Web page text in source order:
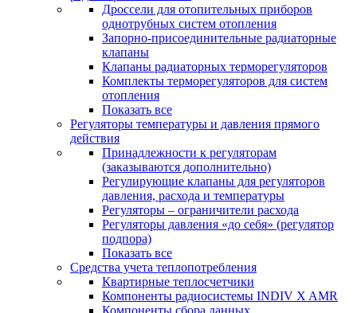
Дроссели для отопительных приборов
однотрубных систем отопления
Запорно-присоединительные радиаторные
клапаны
Клапаны радиаторных терморегуляторов
Комплекты терморегуляторов для систем
отопления
Показать все
Регуляторы температуры и давления прямого
действия
Принадлежности к регуляторам
(заказываются дополнительно)
Регулирующие клапаны для регуляторов
давления, расхода и температуры
Регуляторы – ограничители расхода
Регуляторы давления «до себя» (регулятор
подпора)
Показать все
Средства учета теплопотребления
Квартирные теплосчетчики
Компоненты радиосистемы INDIV X AMR
Компоненты сбора данных